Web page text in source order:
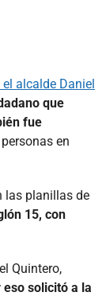
alcalde Daniel
que
fue
en
las planillas de
15, con
Quintero,
solicitó a la